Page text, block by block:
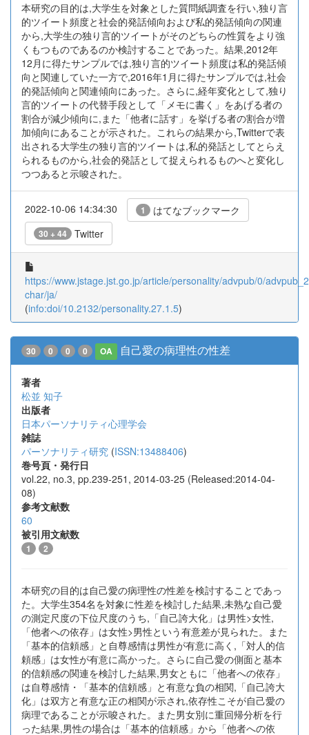
本研究の目的は,大学生を対象とした質問紙調査を行い,独り言
的ツイート頻度と社会的発話傾向および私的発話傾向の関連
から,大学生の独り言的ツイートがそのどちらの性質をより強
くもつものであるのか検討することであった。結果,2012年
12月に得たサンプルでは,独り言的ツイート頻度は私的発話傾
向と関連していた一方で,2016年1月に得たサンプルでは,社会
的発話傾向と関連傾向にあった。さらに,経年変化として,独り
言的ツイートの代替手段として「メモに書く」をあげる者の
割合が減少傾向に,また「他者に話す」を挙げる者の割合が増
加傾向にあることが示された。これらの結果から,Twitterで表
出される大学生の独り言的ツイートは,私的発話としてとらえ
られるものから,社会的発話として捉えられるものへと変化し
つつあると示唆された。
2022-10-06 14:34:30 1 はてなブックマーク
30 + 44 Twitter
https://www.jstage.jst.go.jp/article/personality/advpub/0/
char/ja/
(info:doi/10.2132/personality.27.1.5)
30 0 0 0 OA 自己愛の病理性の性差
著者
松並 知子
出版者
日本パーソナリティ心理学会
雑誌
パーソナリティ研究 (ISSN:13488406)
巻号頁・発行日
vol.22, no.3, pp.239-251, 2014-03-25 (Released:2014-04-
08)
参考文献数
60
被引用文献数
1 2
本研究の目的は自己愛の病理性の性差を検討することであっ
た。大学生354名を対象に性差を検討した結果,未熟な自己愛
の測定尺度の下位尺度のうち,「自己誇大化」は男性>女性,
「他者への依存」は女性>男性という有意差が見られた。また
「基本的信頼感」と自尊感情は男性が有意に高く,「対人的信
頼感」は女性が有意に高かった。さらに自己愛の側面と基本
的信頼感の関連を検討した結果,男女ともに「他者への依存」
は自尊感情・「基本的信頼感」と有意な負の相関,「自己誇大
化」は双方と有意な正の相関が示され,依存性こそが自己愛の
病理であることが示唆された。また男女別に重回帰分析を行
った結果,男性の場合は「基本的信頼感」から「他者への依